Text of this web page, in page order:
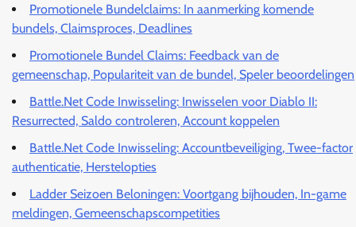
Promotionele Bundelclaims: In aanmerking komende
bundels, Claimsproces, Deadlines
Promotionele Bundel Claims: Feedback van de
gemeenschap, Populariteit van de bundel, Speler beoordelingen
Battle.Net Code Inwisseling: Inwisselen voor Diablo II:
Resurrected, Saldo controleren, Account koppelen
Battle.Net Code Inwisseling: Accountbeveiliging, Twee-factor
authenticatie, Herstelopties
Ladder Seizoen Beloningen: Voortgang bijhouden, In-game
meldingen, Gemeenschapscompetities